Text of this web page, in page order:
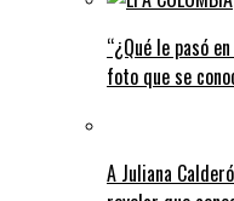
“¿Qué le pasó
foto que se
A Juliana